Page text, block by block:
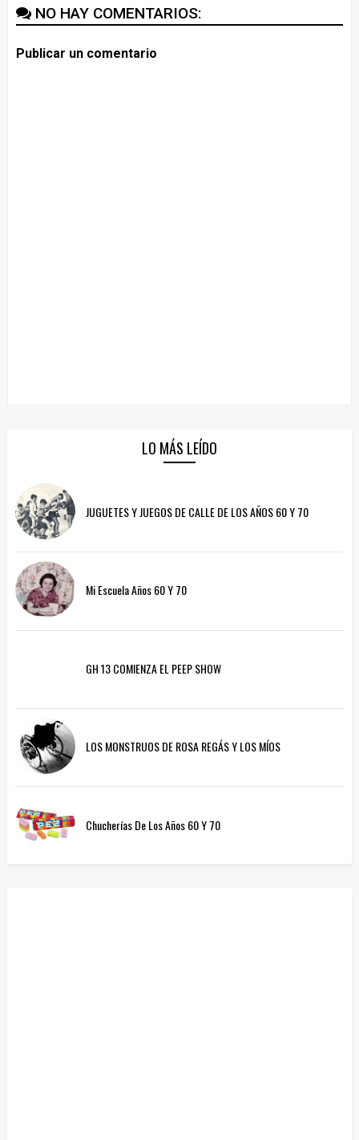
NO HAY COMENTARIOS:
Publicar un comentario
LO MÁS LEÍDO
JUGUETES Y JUEGOS DE CALLE DE LOS AÑOS 60 Y 70
Mi Escuela Años 60 Y 70
GH 13 COMIENZA EL PEEP SHOW
LOS MONSTRUOS DE ROSA REGÁS Y LOS MÍOS
Chucherías De Los Años 60 Y 70